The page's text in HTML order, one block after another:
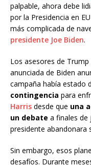
palpable, ahora debe
por la Presidencia en
más complicada de
presidente Joe Biden.
Los asesores de
anunciada de Biden
campaña había estado
contingencia para
Harris desde que una
un debate a finales de
presidente abandonara
Sin embargo, esos
desafíos. Durante